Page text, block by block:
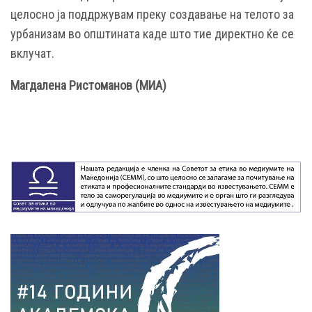
целосно ја поддржувам преку создавање на телото за
урбанизам во општината каде што тие директно ќе се
вклучат.
Магдалена Ристоманов (МИА)